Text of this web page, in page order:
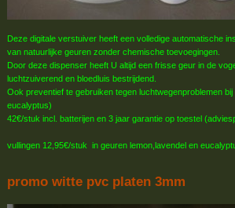
Deze digitale verstuiver heeft een volledige automatische
van natuurlijke geuren zonder chemische toevoegingen.
Door deze dispenser heeft U altijd een frisse geur in de
luchtzuiverend en bloedluis bestrijdend.
Ook preventief te gebruiken tegen luchtwegenproblemen
eucalyptus)
42€/stuk incl. batterijen en 3 jaar garantie op toestel
vullingen 12,95€/stuk in geuren lemon,lavendel en
promo witte pvc platen 3mm